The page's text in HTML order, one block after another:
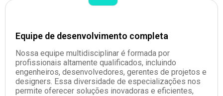
Equipe de desenvolvimento completa
Nossa equipe multidisciplinar é formada por
profissionais altamente qualificados, incluindo
engenheiros, desenvolvedores, gerentes de projetos e
designers. Essa diversidade de especializações nos
permite oferecer soluções inovadoras e eficientes,